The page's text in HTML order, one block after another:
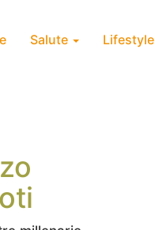
Salute Lifestyle